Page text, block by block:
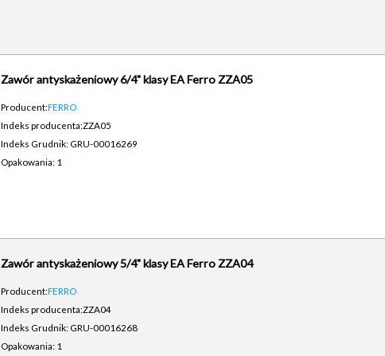
Zawór antyskażeniowy 6/4" klasy EA Ferro ZZA05
Producent:FERRO
Indeks producenta:ZZA05
Indeks Grudnik: GRU-00016269
Opakowania: 1
Zawór antyskażeniowy 5/4" klasy EA Ferro ZZA04
Producent:FERRO
Indeks producenta:ZZA04
Indeks Grudnik: GRU-00016268
Opakowania: 1